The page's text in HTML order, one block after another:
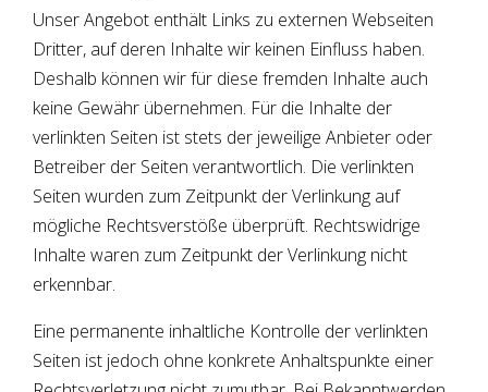
Unser Angebot enthält Links zu externen Webseiten
Dritter, auf deren Inhalte wir keinen Einfluss haben.
Deshalb können wir für diese fremden Inhalte auch
keine Gewähr übernehmen. Für die Inhalte der
verlinkten Seiten ist stets der jeweilige Anbieter oder
Betreiber der Seiten verantwortlich. Die verlinkten
Seiten wurden zum Zeitpunkt der Verlinkung auf
mögliche Rechtsverstöße überprüft. Rechtswidrige
Inhalte waren zum Zeitpunkt der Verlinkung nicht
erkennbar.
Eine permanente inhaltliche Kontrolle der verlinkten
Seiten ist jedoch ohne konkrete Anhaltspunkte einer